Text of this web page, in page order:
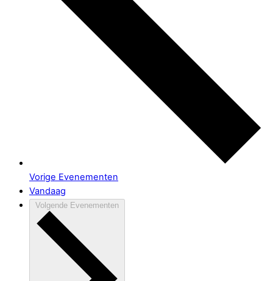
Vorige Evenementen
Vandaag
Volgende Evenementen